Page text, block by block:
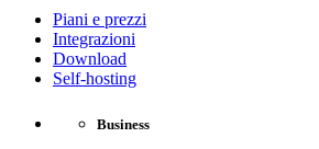
Piani e prezzi
Integrazioni
Download
Self-hosting
Business